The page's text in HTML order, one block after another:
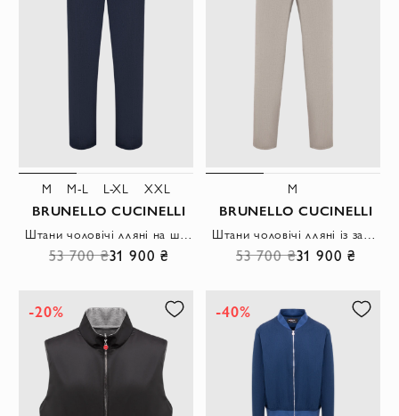
M M-L L-XL XXL
BRUNELLO CUCINELLI
53 700 ₴31 900 ₴
M
BRUNELLO CUCINELLI
53 700 ₴31 900 ₴
-20% -40%